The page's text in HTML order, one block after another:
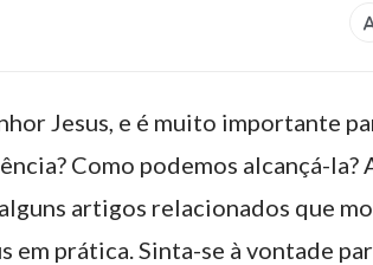
Jesus, e é muito importante
Como podemos alcançá-la?
artigos relacionados que
em prática. Sinta-se à vontade